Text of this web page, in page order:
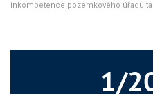
inkompetence pozemkového úřadu